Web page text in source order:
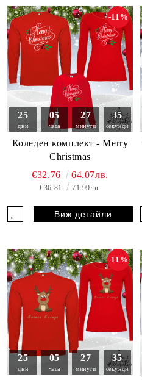
25
дни
05
часа
27
минути
33
секунди
Коледен комплект - Merry
Christmas
-11%
€32.76 64.07лв.
€36.81 71.99лв.
Виж детайли
25
дни
05
часа
27
минути
33
секунди
-11%